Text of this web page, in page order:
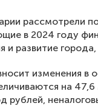
рассмотрели
в 2024 году
и развитие
изменения в
на
рублей,